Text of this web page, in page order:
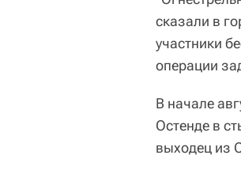
сказали в
участники
операции
В начале
Остенде в
выходец из